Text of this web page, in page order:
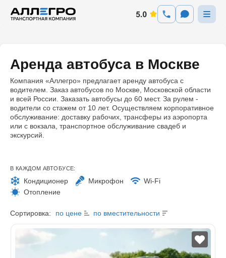
Аренда автобуса в Москве
Компания «Аллегро» предлагает аренду автобуса с
водителем. Заказ автобусов по Москве, Московской области
и всей России. Заказать автобусы до 60 мест. За рулем -
водители со стажем от 10 лет. Осуществляем корпоративное
обслуживание: доставку рабочих, трансферы из аэропорта
или с вокзала, транспортное обслуживание свадеб и
экскурсий.
В КАЖДОМ АВТОБУСЕ:
Кондиционер Микрофон
Wi-Fi
Отопление
Сортировка: по цене по вместительности